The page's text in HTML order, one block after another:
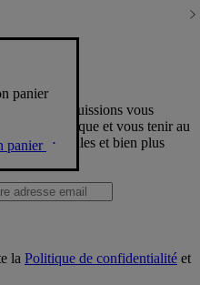
panier
panier
que nous puissions vous
Diptyque et vous tenir au
offres spéciales et bien plus
la Politique de confidentialité et